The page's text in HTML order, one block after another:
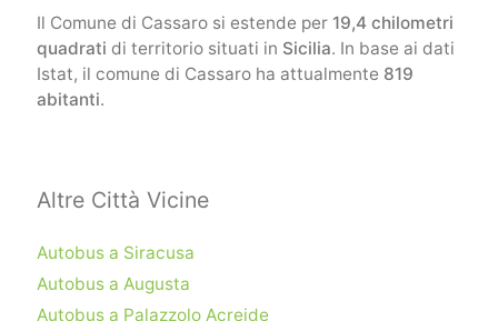
Il Comune di Cassaro si estende per 19,4 chilometri
quadrati di territorio situati in Sicilia. In base ai dati
Istat, il comune di Cassaro ha attualmente 819
abitanti.
Altre Città Vicine
Autobus a Siracusa
Autobus a Augusta
Autobus a Palazzolo Acreide